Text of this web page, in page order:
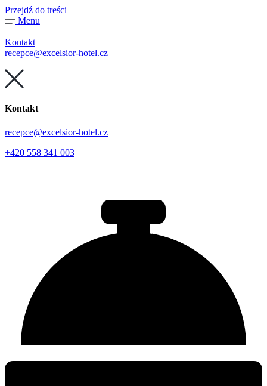
Przejdź do treści
Menu
Kontakt
recepce@excelsior-hotel.cz
Kontakt
recepce@excelsior-hotel.cz
+420 558 341 003